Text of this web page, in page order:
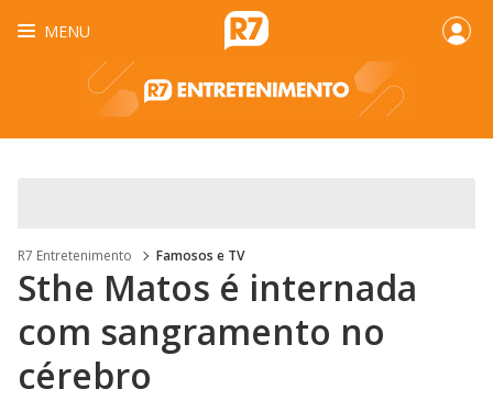
MENU
R7 Entretenimento Famosos e TV
Sthe Matos é internada
com sangramento no
cérebro